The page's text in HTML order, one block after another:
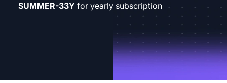
SUMMER-33Y for yearly subscription